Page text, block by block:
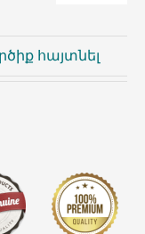
հայտնել